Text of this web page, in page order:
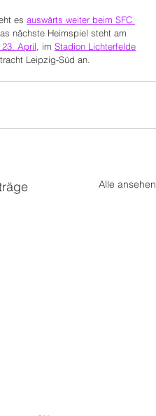
es auswärts weiter beim SFC
nächste Heimspiel steht am
April, im Stadion Lichterfelde
Leipzig-Süd an.
Alle ansehen